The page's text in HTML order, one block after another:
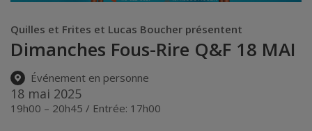
Quilles et Frites et Lucas Boucher présentent
Dimanches Fous-Rire Q&F 18 MAI
Événement en personne
18 mai 2025
19h00 – 20h45 / Entrée: 17h00